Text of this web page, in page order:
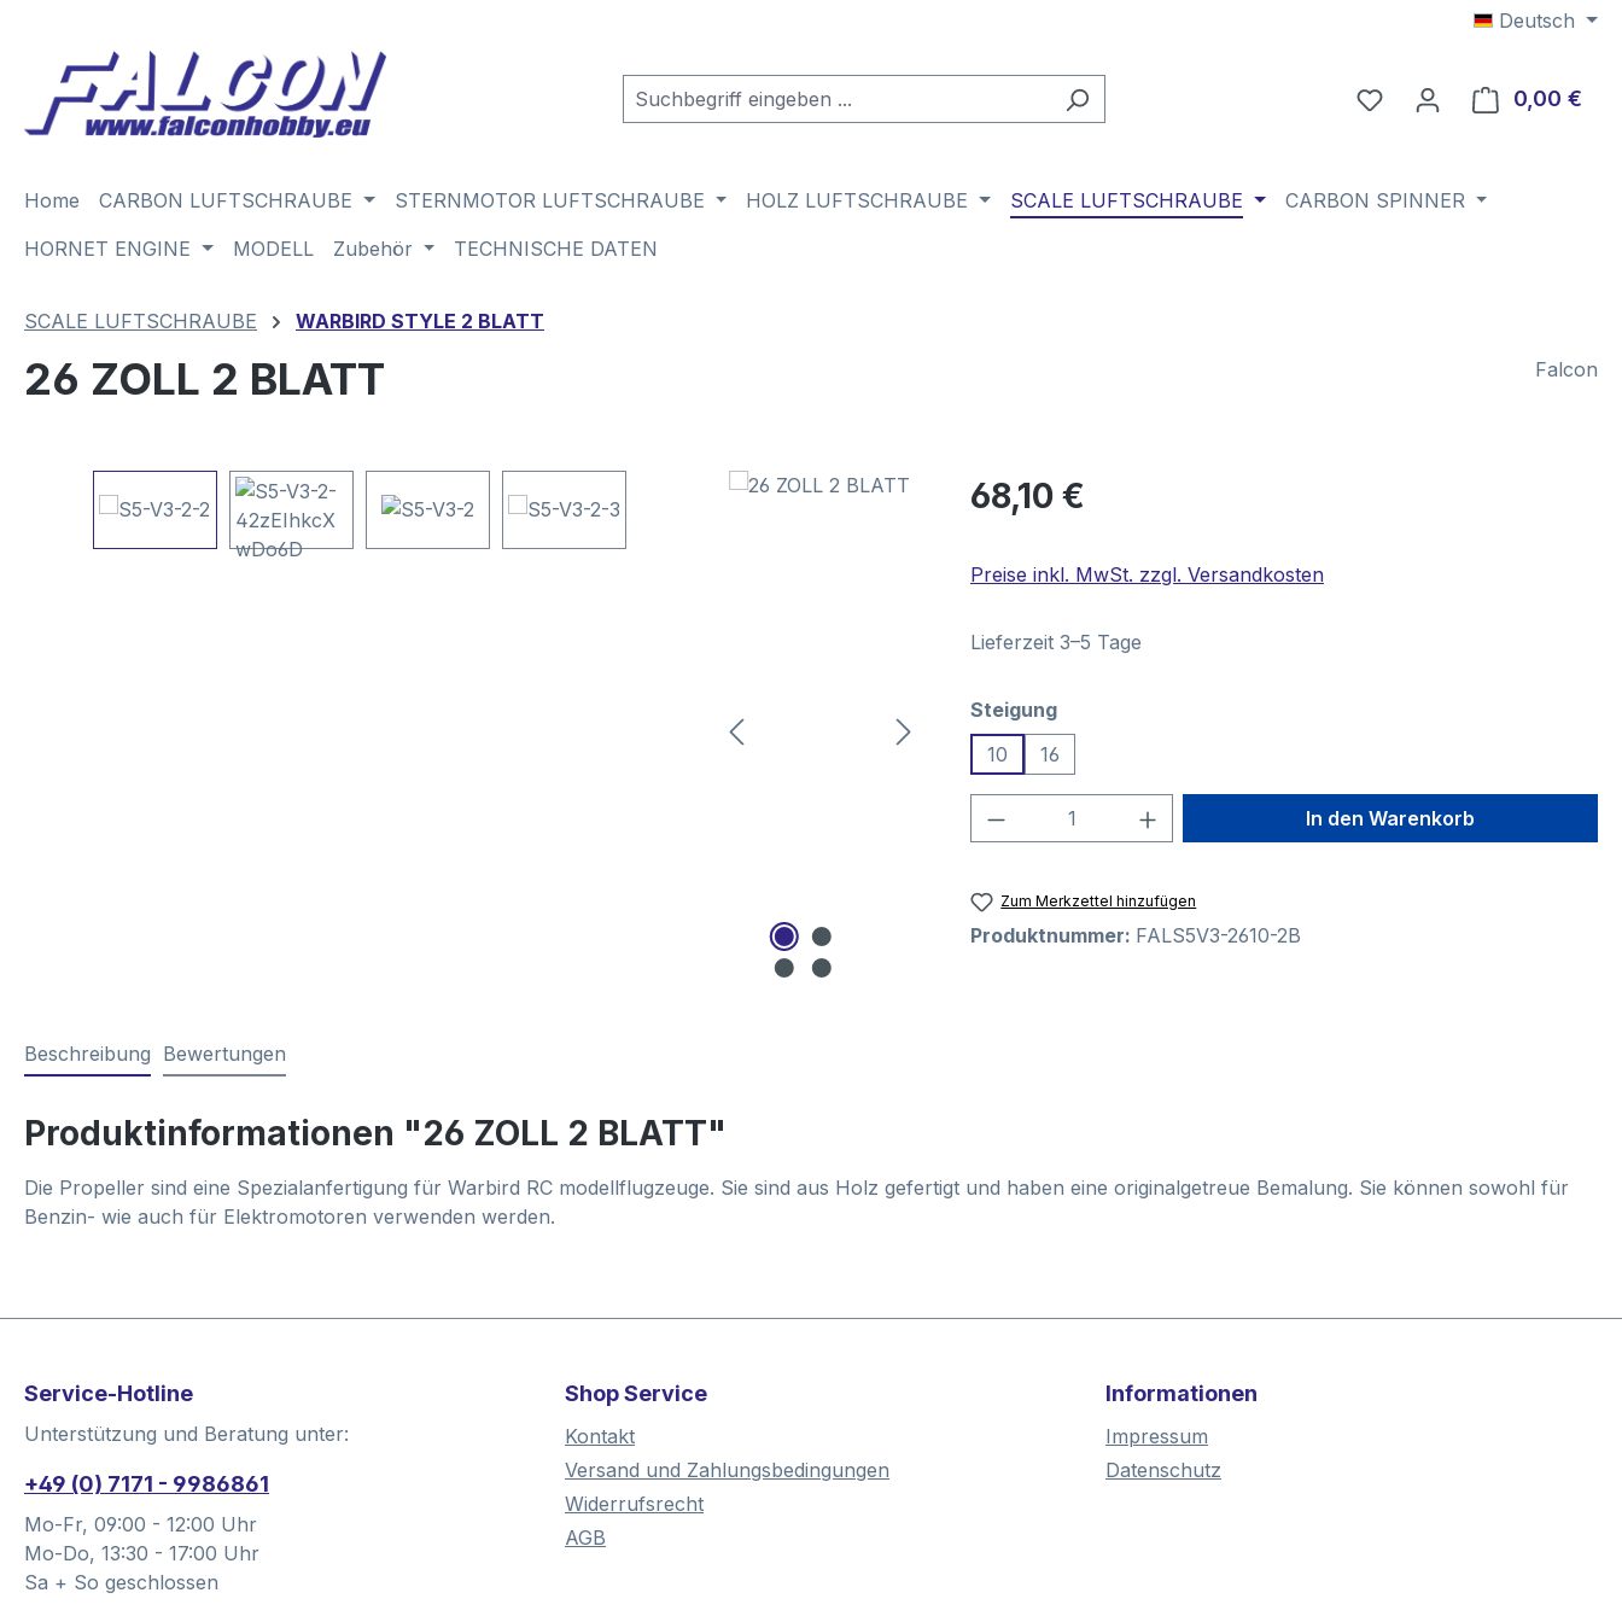
Deutsch
Du hast 0 Produkte auf
0,00 €
Home CARBON LUFTSCHRAUBE STERNMOTOR LUFTSCHRAUBE HOLZ LUFTSCHRAUBE SCALE LUFTSCHRAUBE
CARBON SPINNER
HORNET ENGINE
MODELL Zubehör TECHNISCHE DATEN
SCALE LUFTSCHRAUBE WARBIRD STYLE 2 BLATT
26 ZOLL 2 BLATT Falcon
Bildergalerie überspringen Regulärer Preis:
68,10 €
Preise inkl. MwSt. zzgl. Versandkosten
Lieferzeit 3–5 Tage
Steigungauswählen
10
16
Produkt Anzahl: Gib den gewünschten Wert
In den Warenkorb
Zum Merkzettel hinzufügen
Produktnummer: FALS5V3-2610-2B
Beschreibung Bewertungen
Produktinformationen "26 ZOLL 2 BLATT"
Die Propeller sind eine Spezialanfertigung für Warbird RC modellflugzeuge. Sie sind aus Holz gefertigt und haben eine originalgetreue Bemalung. Sie können sowohl für
Benzin- wie auch für Elektromotoren verwenden werden.
Service-Hotline
Unterstützung und Beratung unter:
+49 (0) 7171 - 9986861
Mo-Fr, 09:00 - 12:00 Uhr
Mo-Do, 13:30 - 17:00 Uhr
Sa + So geschlossen
Shop Service
Kontakt
Versand und Zahlungsbedingungen
Widerrufsrecht
AGB
Informationen
Impressum
Datenschutz